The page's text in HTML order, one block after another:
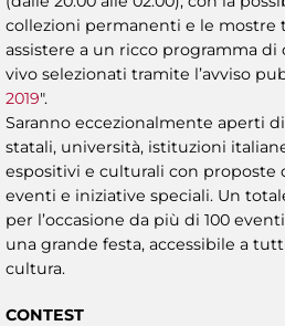
collezioni permanenti e le mostre
assistere a un ricco programma
vivo selezionati tramite l’avviso
2019".
Saranno eccezionalmente aperti
statali, università, istituzioni
espositivi e culturali con proposte
eventi e iniziative speciali. Un
per l’occasione da più di 100
una grande festa, accessibile a
cultura.
CONTEST